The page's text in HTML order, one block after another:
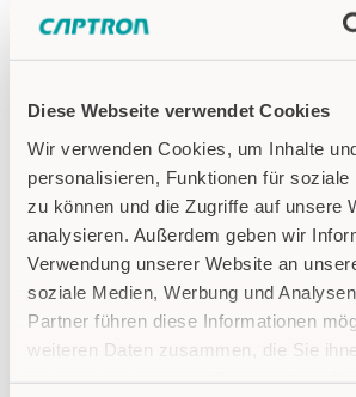
Diese Webseite verwendet Cookies
Wir verwenden Cookies, um Inhalte
personalisieren, Funktionen für soziale
zu können und die Zugriffe auf unsere
analysieren. Außerdem geben wir
Verwendung unserer Website an
soziale Medien, Werbung und
Partner führen diese Informationen
weiteren Daten zusammen, die Sie
Fragen zu
Produkt FAQ
Nützliche Informationen
SENSORtaster? Was bedeutet